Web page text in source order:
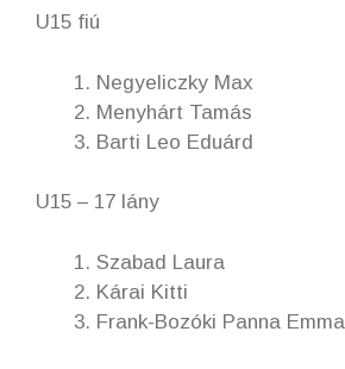
U15 fiú
Negyeliczky Max
Menyhárt Tamás
Barti Leo Eduárd
U15 – 17 lány
Szabad Laura
Kárai Kitti
Frank-Bozóki Panna Emma